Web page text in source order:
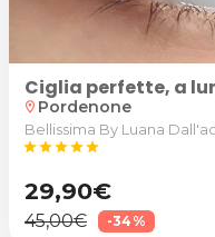
Ciglia perfette, a
location_on Pordenone
Bellissima By Luana
starstarstarstarstar
29,90€
45,00€ -34%